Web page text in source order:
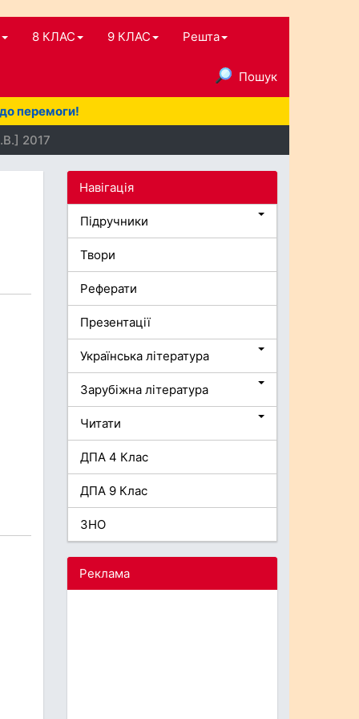
8 КЛАС 9 КЛАС Решта
Пошук
перемоги!
2017
Навігація
Підручники
Твори
Реферати
Презентації
Українська література
Зарубіжна література
Читати
ДПА 4 Клас
ДПА 9 Клас
ЗНО
Реклама